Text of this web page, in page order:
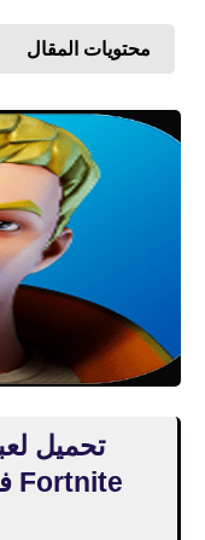
محتويات المقال